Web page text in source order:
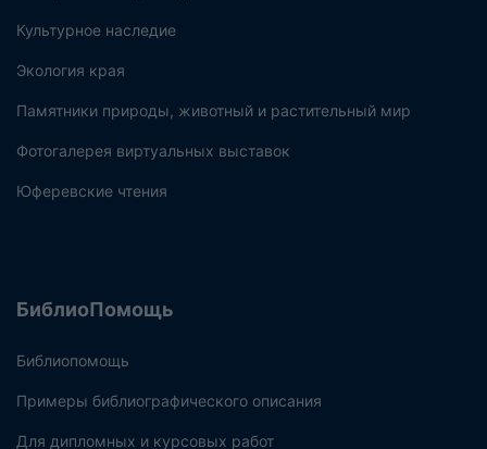
Культурное наследие
Экология края
Памятники природы, животный и растительный мир
Фотогалерея виртуальных выставок
Юферевские чтения
БиблиоПомощь
Библиопомощь
Примеры библиографического описания
Для дипломных и курсовых работ